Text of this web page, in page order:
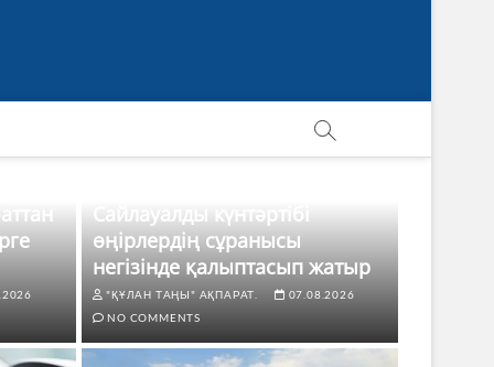
Сайлауалды күнтәртібі
өңірлердің сұранысы
негізінде қалыптасып жатыр
"ҚҰЛАН ТАҢЫ" АҚПАРАТ.
07.08.2026
NO COMMENTS